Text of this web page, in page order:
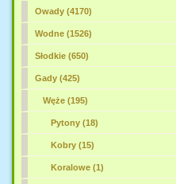
Owady (4170)
Wodne (1526)
Słodkie (650)
Gady (425)
Węże (195)
Pytony (18)
Kobry (15)
Koralowe (1)